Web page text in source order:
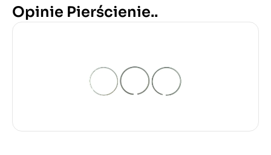
Opinie Pierścienie..